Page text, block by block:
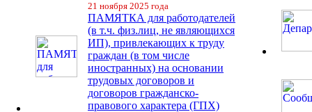
21 ноября 2025 года
ПАМЯТКА для работодателей
(в т.ч. физ.лиц, не являющихся
ИП), привлекающих к труду
граждан (в том числе
иностранных) на основании
трудовых договоров и
договоров гражданско-
правового характера (ГПХ)